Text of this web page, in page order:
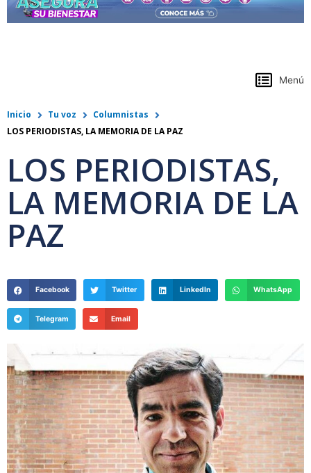
Menú
Inicio Tu voz
Columnistas
LOS PERIODISTAS, LA MEMORIA DE LA PAZ
LOS PERIODISTAS,
LA MEMORIA DE LA
PAZ
Facebook Twitter LinkedIn WhatsApp
Telegram Email